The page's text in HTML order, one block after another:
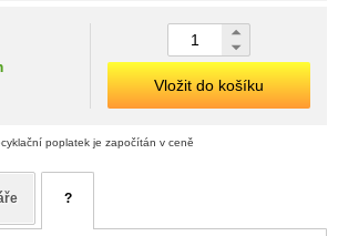
Vložit do košíku
poplatek je započítán v ceně
?